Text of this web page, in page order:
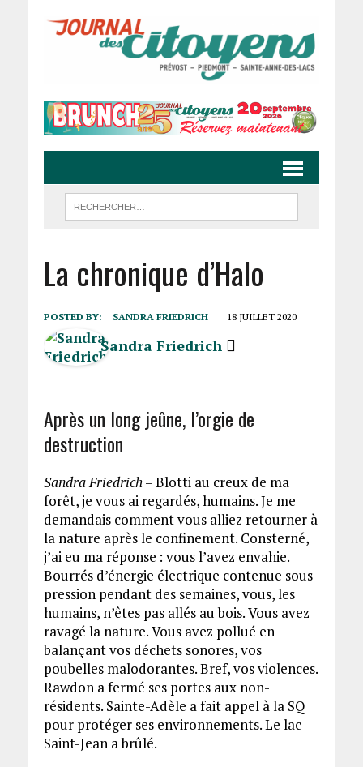
La chronique d’Halo
POSTED BY: SANDRA FRIEDRICH 18 JUILLET 2020
Sandra Friedrich
Après un long jeûne, l’orgie de
destruction
Sandra Friedrich– Blotti au creux de ma
forêt, je vous ai regardés, humains. Je me
demandais comment vous alliez retourner à
la nature après le confinement. Consterné,
j’ai eu ma réponse : vous l’avez envahie.
Bourrés d’énergie électrique contenue sous
pression pendant des semaines, vous, les
humains, n’êtes pas allés au bois. Vous avez
ravagé la nature. Vous avez pollué en
balançant vos déchets sonores, vos
poubelles malodorantes. Bref, vos violences.
Rawdon a fermé ses portes aux non-
résidents. Sainte-Adèle a fait appel à la SQ
pour protéger ses environnements. Le lac
Saint-Jean a brûlé.